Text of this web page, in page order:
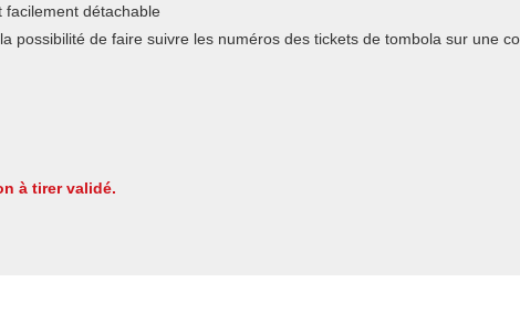
détachable
possibilité de faire suivre les numéros des tickets de tombola sur une
à tirer validé.